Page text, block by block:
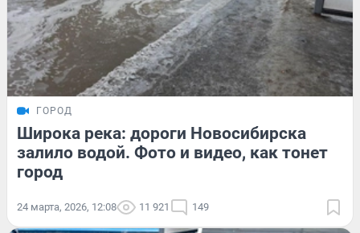
ГОРОД
Широка река: дороги Новосибирска
залило водой. Фото и видео, как тонет
город
24 марта, 2026, 12:08 11 921 149